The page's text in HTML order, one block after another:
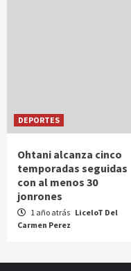
DEPORTES
Ohtani alcanza cinco
temporadas seguidas
con al menos 30
jonrones
1 año atrás LiceloT Del
Carmen Perez